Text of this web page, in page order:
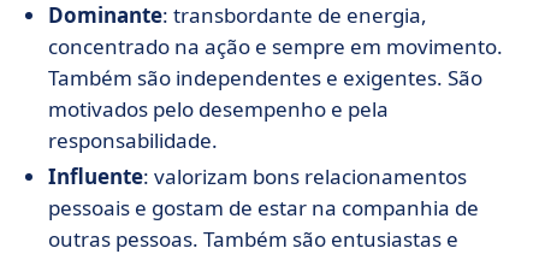
Dominante: transbordante de energia,
concentrado na ação e sempre em movimento.
Também são independentes e exigentes. São
motivados pelo desempenho e pela
responsabilidade.
Influente: valorizam bons relacionamentos
pessoais e gostam de estar na companhia de
outras pessoas. Também são entusiastas e